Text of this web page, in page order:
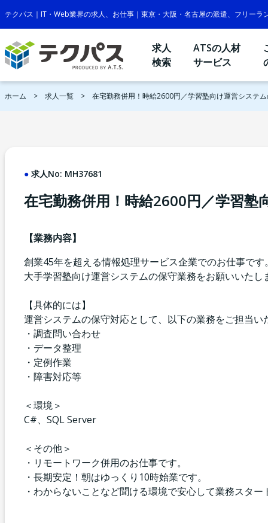
テクパス｜IT・Web業界の求人、お仕事｜東京・大阪・名古屋の派遣、フリーラ
求人
検索
ATSの人材
サービス
ホーム 求人一覧 在宅勤務併用！時給2600円／学習塾向け運営システ
求人No: MH37681
在宅勤務併用！時給2600円／学習塾
【業務内容】
創業45年を超える情報処理サービス企業でのお仕事です
大手学習塾向け運営システムの保守業務をお願いいたし
【具体的には】
運営システムの保守対応として、以下の業務をご担当い
・調査問い合わせ
・データ整理
・定例作業
・障害対応等
＜環境＞
C#、SQL Server
＜その他＞
・リモートワーク併用のお仕事です。
・長期安定！朝はゆっくり10時始業です。
・わからないことなど聞ける環境で安心して業務スター